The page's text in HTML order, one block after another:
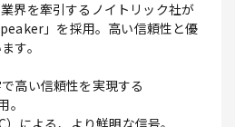
界を牽引するノイトリック社が
」を採用。高い信頼性と優
す。
高い信頼性を実現する
。